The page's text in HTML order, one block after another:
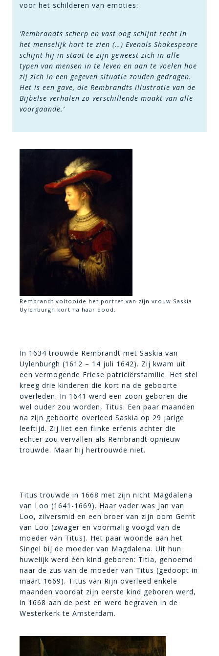
voor het schilderen van emoties:
‘Rembrandts scherp en vast oog schijnt recht in
het menselijk hart te zien (…) Evenals Shakespeare
schijnt hij in staat te zijn geweest zich in alle
typen van mensen in te leven en aan te voelen hoe
zij zich in een gegeven situatie zouden gedragen.
Het is een gave, die Rembrandts illustratie van de
Bijbelse verhalen zo verschillende maakt van alle
voorgaande.’
Rembrandt voltooide het portret van zijn vrouw Saskia
Uylenburgh kort na haar dood.
In 1634 trouwde Rembrandt met Saskia van
Uylenburgh (1612 – 14 juli 1642). Zij kwam uit
een vermogende Friese patriciërsfamilie. Het stel
kreeg drie kinderen die kort na de geboorte
overleden. In 1641 werd een zoon geboren die
wel ouder zou worden, Titus. Een paar maanden
na zijn geboorte overleed Saskia op 29 jarige
leeftijd. Zij liet een flinke erfenis achter die
echter zou vervallen als Rembrandt opnieuw
trouwde. Maar hij hertrouwde niet.
Titus trouwde in 1668 met zijn nicht Magdalena
van Loo (1641-1669). Haar vader was Jan van
Loo, zilversmid en een broer van zijn oom Gerrit
van Loo (zwager en voormalig voogd van de
moeder van Titus). Het paar woonde aan het
Singel bij de moeder van Magdalena. Uit hun
huwelijk werd één kind geboren: Titia, genoemd
naar de zus van de moeder van Titus (gedoopt in
maart 1669). Titus van Rijn overleed enkele
maanden voordat zijn eerste kind geboren werd,
in 1668 aan de pest en werd begraven in de
Westerkerk te Amsterdam.